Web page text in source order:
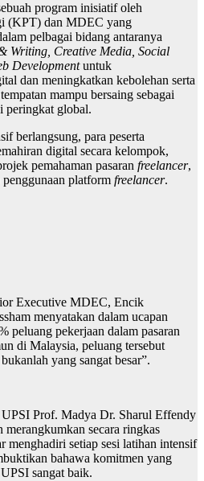
program inisiatif oleh
(KPT) dan MDEC yang
pelbagai bidang antaranya
Writing, Creative Media, Social
Developmentuntuk
dan meningkatkan kebolehan serta
mampu bersaing sebagai
peringkat global.
berlangsung, para peserta
digital secara kelompok,
pemahaman pasaran freelancer,
platform freelancer.
Executive MDEC, Encik
menyatakan dalam ucapan
peluang pekerjaan dalam pasaran
di Malaysia, peluang tersebut
yang sangat besar”.
Prof. Madya Dr. Sharul Effendy
merangkumkan secara ringkas
menghadiri setiap sesi latihan intensif
bahawa komitmen yang
sangat baik.